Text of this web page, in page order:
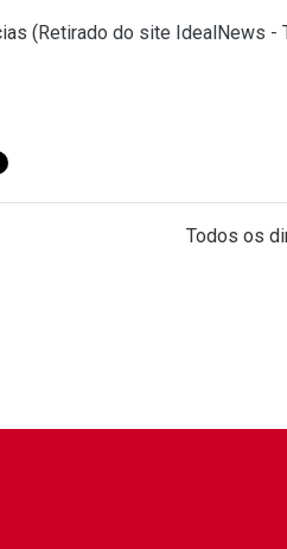
(Retirado do site IdealNews -
Todos os